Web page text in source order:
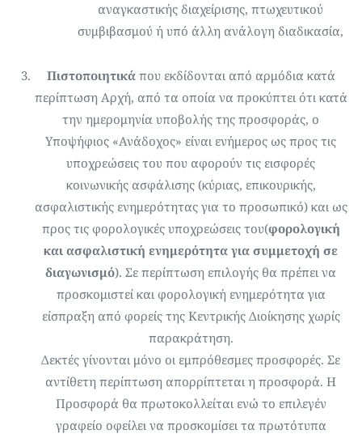
αναγκαστικής διαχείρισης, πτωχευτικού
συμβιβασμού ή υπό άλλη ανάλογη διαδικασία,
Πιστοποιητικάπου εκδίδονται από αρμόδια κατά
περίπτωση Αρχή, από τα οποία να προκύπτει ότι κατά
την ημερομηνία υποβολής της προσφοράς, ο
Υποψήφιος «Ανάδοχος» είναι ενήμερος ως προς τις
υποχρεώσεις του που αφορούν τις εισφορές
κοινωνικής ασφάλισης (κύριας, επικουρικής,
ασφαλιστικής ενημερότητας για το προσωπικό) και ως
προς τις φορολογικές υποχρεώσεις του(φορολογική
και ασφαλιστική ενημερότητα για συμμετοχή σε
διαγωνισμό). Σε περίπτωση επιλογής θα πρέπει να
προσκομιστεί και φορολογική ενημερότητα για
είσπραξη από φορείς της Κεντρικής Διοίκησης χωρίς
παρακράτηση.
Δεκτές γίνονται μόνο οι εμπρόθεσμες προσφορές. Σε
αντίθετη περίπτωση απορρίπτεται η προσφορά. Η
Προσφορά θα πρωτοκολλείται ενώ το επιλεγέν
γραφείο οφείλει να προσκομίσει τα πρωτότυπα